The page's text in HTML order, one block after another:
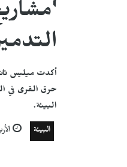
حرق القرى في
البيئة.
البيئة الأربعاء,